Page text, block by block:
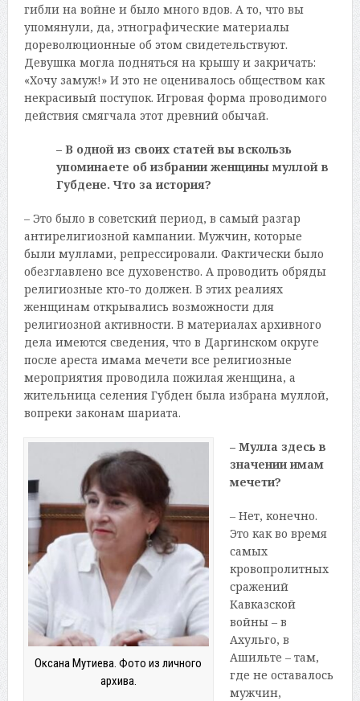
гибли на войне и было много вдов. А то, что вы
упомянули, да, этнографические материалы
дореволюционные об этом свидетельствуют.
Девушка могла подняться на крышу и закричать:
«Хочу замуж!» И это не оценивалось обществом как
некрасивый поступок. Игровая форма проводимого
действия смягчала этот древний обычай.
– В одной из своих статей вы вскользь
упоминаете об избрании женщины муллой в
Губдене. Что за история?
– Это было в советский период, в самый разгар
антирелигиозной кампании. Мужчин, которые
были муллами, репрессировали. Фактически было
обезглавлено все духовенство. А проводить обряды
религиозные кто-то должен. В этих реалиях
женщинам открывались возможности для
религиозной активности. В материалах архивного
дела имеются сведения, что в Даргинском округе
после ареста имама мечети все религиозные
мероприятия проводила пожилая женщина, а
жительница селения Губден была избрана муллой,
вопреки законам шариата.
Оксана Мутиева. Фото из личного
архива.
– Мулла здесь в
значении имам
мечети?
– Нет, конечно.
Это как во время
самых
кровопролитных
сражений
Кавказской
войны – в
Ахульго, в
Ашильте – там,
где не оставалось
мужчин,